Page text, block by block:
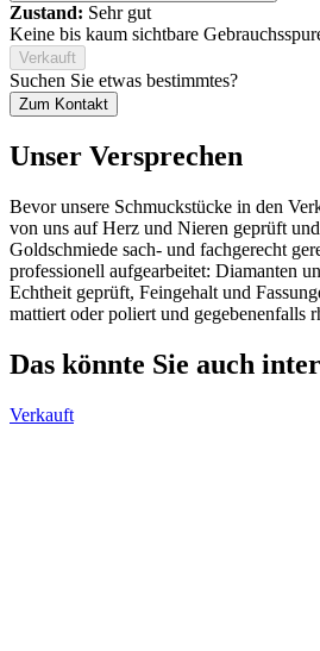
Zustand: Sehr gut
Keine bis kaum sichtbare
Verkauft
Suchen Sie etwas bestimmtes?
Zum Kontakt
Unser Versprechen
Bevor unsere Schmuckstücke in den
von uns auf Herz und Nieren geprüft
Goldschmiede sach- und fachgerecht
professionell aufgearbeitet: Diamanten
Echtheit geprüft, Feingehalt und
mattiert oder poliert und gegebenenfalls
Das könnte Sie auch
Verkauft